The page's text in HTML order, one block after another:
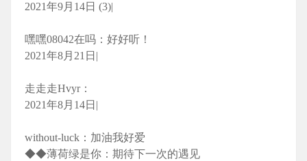
2021年9月14日 (3)|
嘿嘿08042在吗：好好听！
2021年8月21日|
走走走Hvyr：
2021年8月14日|
without-luck：加油我好爱
◆◆薄荷绿是你：期待下一次的遇见